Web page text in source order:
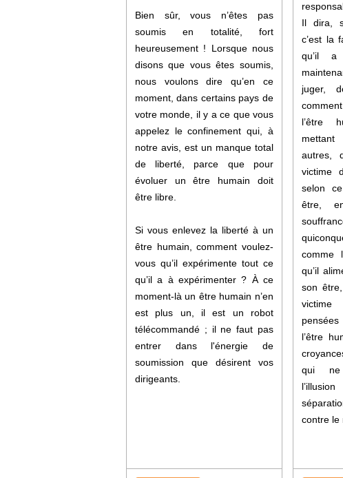
Bien sûr, vous n’êtes pas
soumis en totalité, fort
heureusement ! Lorsque nous
disons que vous êtes soumis,
nous voulons dire qu’en ce
moment, dans certains pays de
votre monde, il y a ce que vous
appelez le confinement qui, à
notre avis, est un manque total
de liberté, parce que pour
évoluer un être humain doit
être libre.
Si vous enlevez la liberté à un
être humain, comment voulez-
vous qu’il expérimente tout ce
qu’il a à expérimenter ? À ce
moment-là un être humain n’en
est plus un, il est un robot
télécommandé ; il ne faut pas
entrer dans l'énergie de
soumission que désirent vos
dirigeants.
Il dira,
c’est la
qu’il
juger,
l’être
autres,
victime
selon
être,
comme
qu’il
son
l’être
qui ne
contre le